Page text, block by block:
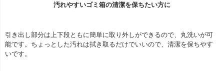
汚れやすいゴミ箱の清潔を保ちたい方に
引き出し部分は上下段ともに簡単に取り外しができるので、丸洗いが可
能です。ちょっとした汚れは拭き取るだけでいいので、清潔を保ちやす
いです。